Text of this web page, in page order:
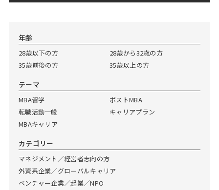
年齢と年収の相関図
年齢
28歳以下の方
28歳から32歳の方
35歳前後の方
35歳以上の方
テーマ
MBA留学
ポストMBA
転職活動一般
キャリアプラン
MBAキャリア
カテゴリー
マネジメント／経営者志向の方
外資系企業／グローバルキャリア
ベンチャー企業／起業／NPO